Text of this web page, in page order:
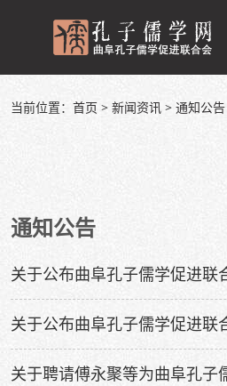
当前位置： 首页 > 新闻资讯 > 通知公告
通知公告
关于公布曲阜孔子儒学促进联
关于公布曲阜孔子儒学促进联
关于聘请傅永聚等为曲阜孔子